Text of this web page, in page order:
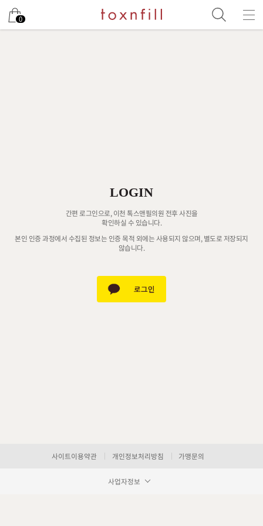
0
LOGIN
간편 로그인으로, 이천 톡스앤필의원 전후 사진을
확인하실 수 있습니다.
본인 인증 과정에서 수집된 정보는 인증 목적 외에는 사용되지 않으며, 별도로 저장되지
않습니다.
사이트이용약관 개인정보처리방침 가맹문의
사업자정보